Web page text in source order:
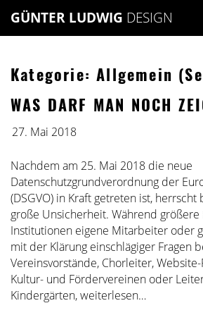
content
GÜNTER LUDWIG DESIGN
Kategorie: Allgemein
WAS DARF MAN NOCH
27. Mai 2018
Nachdem am 25. Mai 2018 die neue
Datenschutzgrundverordnung der
(DSGVO) in Kraft getreten ist,
große Unsicherheit. Während
Institutionen eigene Mitarbeiter oder
mit der Klärung einschlägiger Fragen
Vereinsvorstände, Chorleiter,
Kultur- und Fördervereinen oder
Kindergärten,weiterlesen…